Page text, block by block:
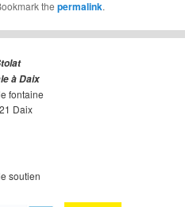
thepermalink.
à Daix
fontaine
Daix
soutien